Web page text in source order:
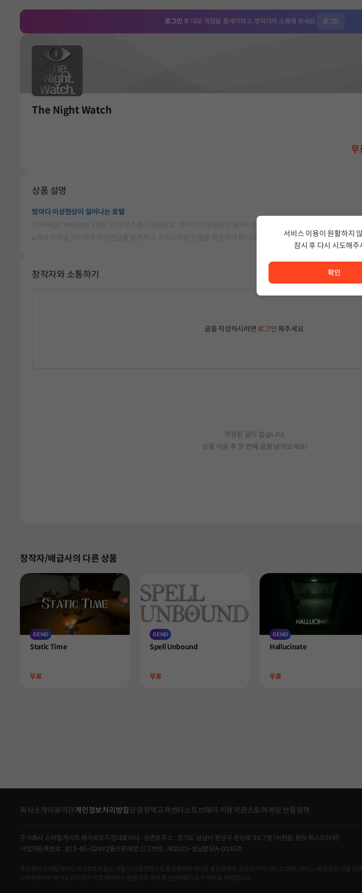
로그인 후 데모 게임을 플레이하고,창작자와 소통해 보세요. 로그인
The Night Watch
무
상품 설명
밤마다 이상현상이 일어나는 호텔
6개의 구역을 감시하며 이상현상을 발견하고, 갑작스러운 상황을 해결해야 합니다. 과연 이상현상들에게서 생존할 수
창작자와 소통하기
글을 작성하시려면 로그인 해주세요.
작성된 글이 없습니다.
상품 이용 후 첫 번째 글을 남겨보세요!
창작자/배급사의 다른 상품
DEMO
Product
Static Time
Price
무료
DEMO
Product
Spell Unbound
Price
무료
DEMO
Product
Hallucinate
Price
무료
회사소개 이용약관개인정보처리방침 운영정책고객센터 스토브페이 이용약관스토어게임 반품정책
주식회사 스마일게이트 메가포트지점대표이사 : 성준호주소 : 경기도 성남시 분당구 분당로 55, 7층 (서현동, 분당 퍼스트타워)
사업자등록번호 : 813-85-02492통신판매업 신고번호 : 제2023-성남분당A-0145호
주식회사 스마일게이트 메가포트지점은 개별 디지털콘텐츠의 통신판매중개자로 통신판매의 당사자가 아니며, STOVE 서비스 내 입점한 개별
스마일게이트 메가포트지점이 직접 제공하는 콘텐츠의 경우 통신판매업자로서 책임을 부담합니다.
서비스 이용이 원활하지
잠시 후 다시 시도해주
확인